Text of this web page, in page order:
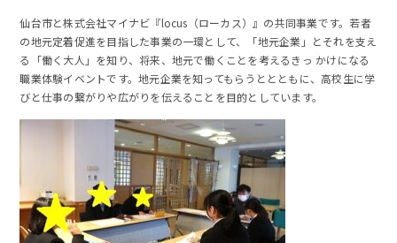
仙台市と株式会社マイナビ『locus（ローカス）』の共同事業です。若者
の地元定着促進を目指した事業の一環として、「地元企業」とそれを支え
る「働く大人」を知り、将来、地元で働くことを考えるきっ かけになる
職業体験イベントです。地元企業を知ってもらうととともに、高校生に学
びと仕事の繋がりや広がりを伝えることを目的としています。